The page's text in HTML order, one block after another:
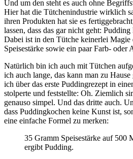
Und um den steht es auch ohne
Hier hat die Tütchenindustrie wirklich
ihren Produkten hat sie es
lassen, dass das gar nicht geht:
Dabei ist in den Tütche keinerlei Magie
Speisestärke sowie ein paar Farb- oder
Natürlich bin ich auch mit Tütchen
ich auch lange, das kann man zu
ich über das erste Puddingrezept in
stolperte und feststellte: Oh. Ziemlich
genauso simpel. Und das dritte auch.
dass Puddingkochen keine Kunst ist,
eine einfache Formel zu merken:
35 Gramm Speisestärke auf 500
ergibt Pudding.